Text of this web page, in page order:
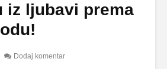
iz ljubavi prema
Dodaj komentar